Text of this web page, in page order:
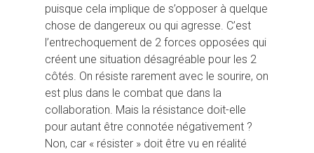
puisque cela implique de s’opposer à quelque
chose de dangereux ou qui agresse. C’est
l’entrechoquement de 2 forces opposées qui
créent une situation désagréable pour les 2
côtés. On résiste rarement avec le sourire, on
est plus dans le combat que dans la
collaboration. Mais la résistance doit-elle
pour autant être connotée négativement ?
Non, car « résister » doit être vu en réalité